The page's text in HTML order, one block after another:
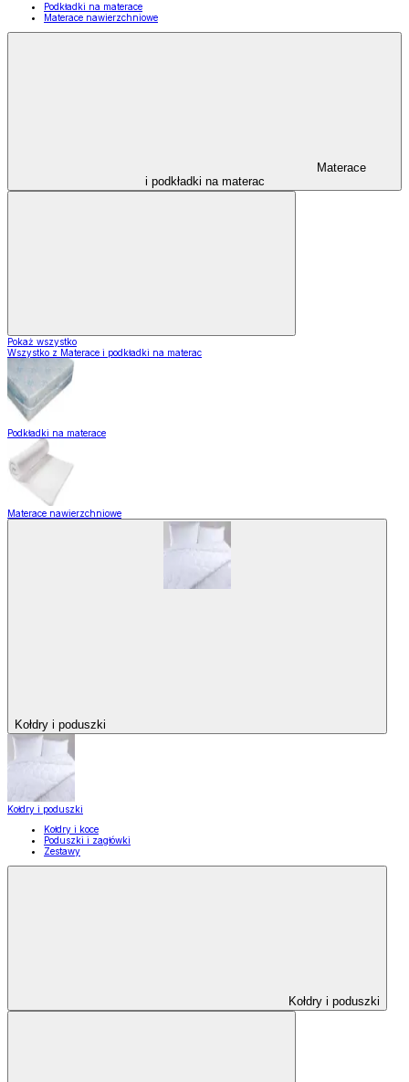
Podkładki na materace
Materace nawierzchniowe
Materace
i podkładki na materac
Pokaż wszystko
Wszystko z Materace i podkładki na materac
Podkładki na materace
Materace nawierzchniowe
Kołdry i poduszki
Kołdry i poduszki
Kołdry i koce
Poduszki i zagłówki
Zestawy
Kołdry i poduszki